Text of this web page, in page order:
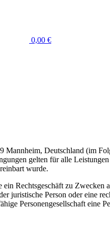
0,00 €
Deutschland (im
gelten für alle
wurde.
Rechtsgeschäft zu
Person oder eine
Personengesellschaft eine